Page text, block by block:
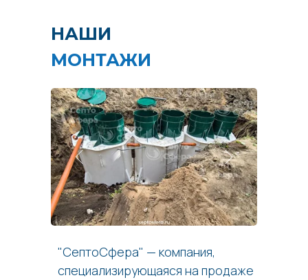
НАШИ
МОНТАЖИ
"СептоСфера" — компания,
специализирующаяся на продаже